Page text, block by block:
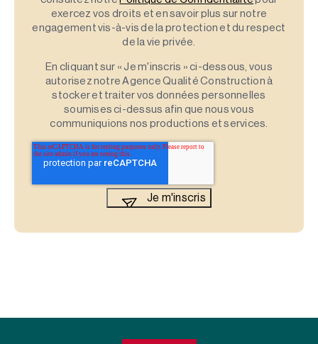
exercez vos droits et en savoir plus sur notre
engagement vis-à-vis de la protection et du respect
de la vie privée.
En cliquant sur « Je m'inscris » ci-dessous, vous
autorisez notre Agence Qualité Construction à
stocker et traiter vos données personnelles
soumises ci-dessus afin que nous vous
communiquions nos productions et services.